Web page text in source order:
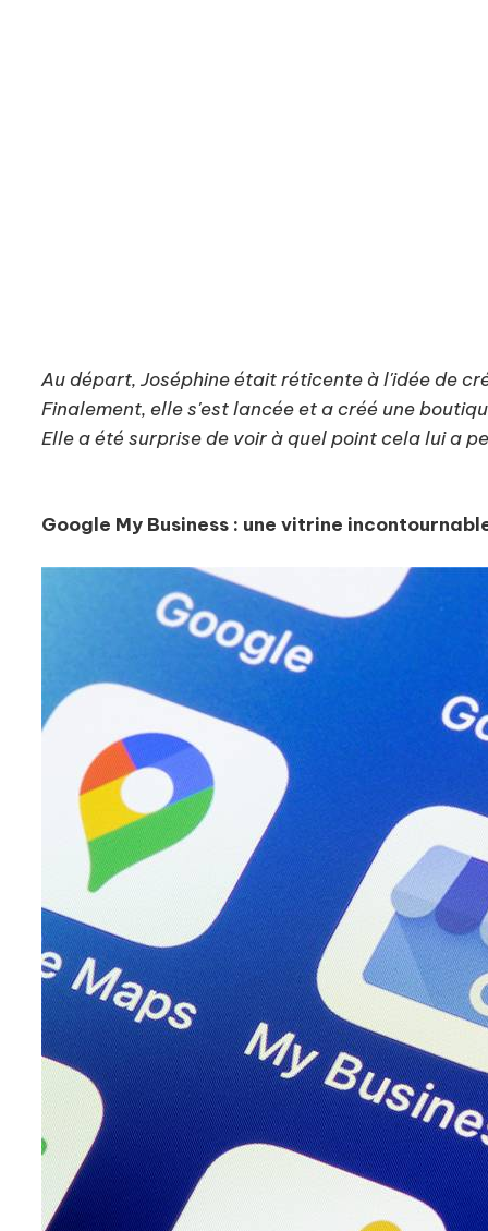
Au départ, Joséphine était réticente à l'idée de
Finalement, elle s'est lancée et a créé une
Elle a été surprise de voir à quel point cela lui a
Google My Business : une vitrine